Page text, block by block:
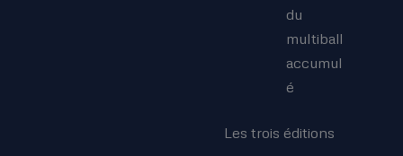
du
multiball
accumul
é
Les trois éditions